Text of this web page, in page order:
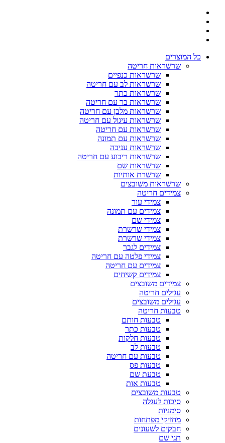
כל המוצרים
שרשראות חריטה
שרשראות כנפיים
שרשראות לב עם חריטה
שרשראות כתר
שרשראות בר עם חריטה
שרשראות מלבן עם חריטה
שרשראות עיגול עם חריטה
שרשראות עם חריטה
שרשראות עם תמונה
שרשראות עניבה
שרשראות ריבוע עם חריטה
שרשראות שם
שרשרת אותיות
שרשראות משובצים
צמידים חריטה
צמידי עור
צמידים עם תמונה
צמידי שם
צמידי שרשרת
צמידי שרשרת
צמידים לגבר
צמידי פלטה עם חריטה
צמידים עם חריטה
צמידים קשיחים
צמידים משובצים
עגילים חריטה
עגילים משובצים
טבעות חריטה
טבעות חותם
טבעות כתר
טבעות חלקות
טבעות לב
טבעות עם חריטה
טבעות פס
טבעת שם
טבעות אות
טבעות משובצים
סיכות לעגלה
סימניות
מחזיקי מפתחות
חבקים לשעונים
תגי שם